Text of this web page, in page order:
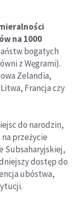
na 1000
bogatych
z Węgrami).
Zelandia,
Francja czy
do narodzin,
przeżycie
Subsaharyjskiej,
dostęp do
ubóstwa,